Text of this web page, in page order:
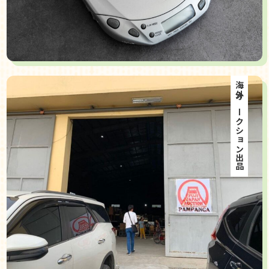
海外オークション出品